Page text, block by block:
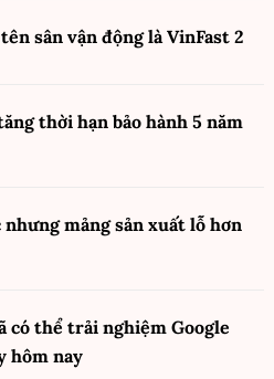
sân vận động là VinFast 2
thời hạn bảo hành 5 năm
mảng sản xuất lỗ hơn
có thể trải nghiệm Google
hôm nay